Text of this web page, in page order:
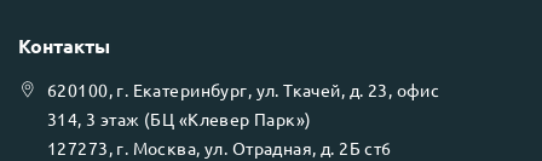
Контакты
620100, г. Екатеринбург, ул.Ткачей, д. 23, офис
314, 3 этаж (БЦ «Клевер Парк»)
127273, г. Москва, ул. Отрадная, д. 2Б ст6